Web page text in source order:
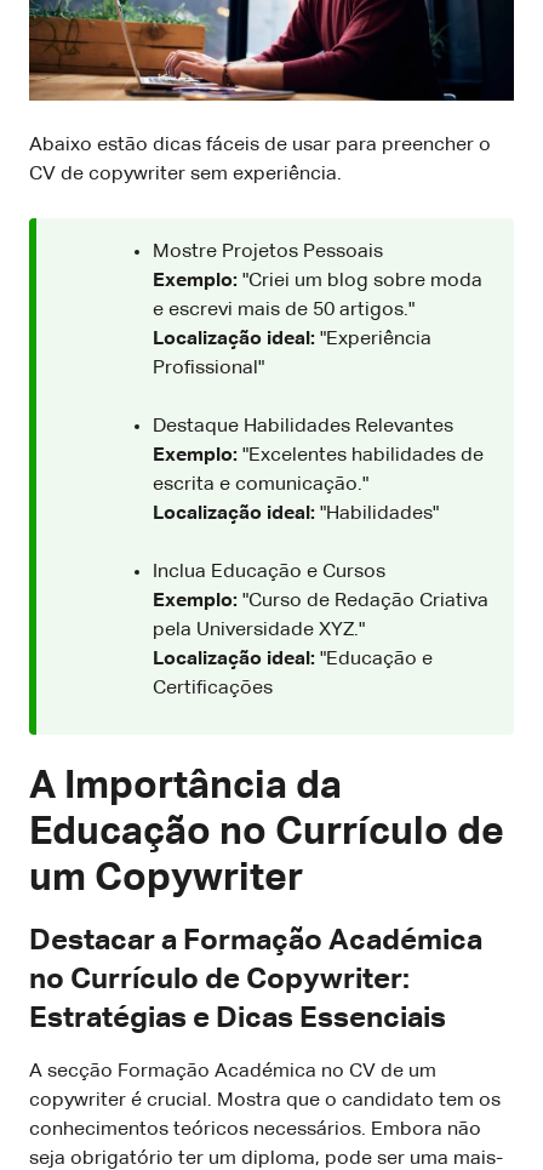
Abaixo estão dicas fáceis de usar para preencher o
CV de copywriter sem experiência.
Mostre Projetos Pessoais
Exemplo: "Criei um blog sobre moda
e escrevi mais de 50 artigos."
Localização ideal: "Experiência
Profissional"
Destaque Habilidades Relevantes
Exemplo: "Excelentes habilidades de
escrita e comunicação."
Localização ideal: "Habilidades"
Inclua Educação e Cursos
Exemplo: "Curso de Redação Criativa
pela Universidade XYZ."
Localização ideal: "Educação e
Certificações
A Importância da
Educação no Currículo de
um Copywriter
Destacar a Formação Académica
no Currículo de Copywriter:
Estratégias e Dicas Essenciais
A secção Formação Académica no CV de um
copywriter é crucial. Mostra que o candidato tem os
conhecimentos teóricos necessários. Embora não
seja obrigatório ter um diploma, pode ser uma mais-